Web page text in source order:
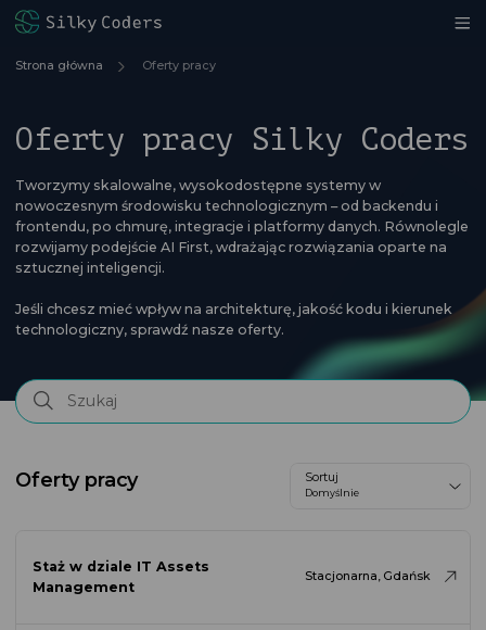
Strona główna Oferty pracy
Oferty pracy Silky Coders
Tworzymy skalowalne, wysokodostępne systemy w
nowoczesnym środowisku technologicznym – od backendu i
frontendu, po chmurę, integracje i platformy danych. Równolegle
rozwijamy podejście AI First, wdrażając rozwiązania oparte na
sztucznej inteligencji.
Jeśli chcesz mieć wpływ na architekturę, jakość kodu i kierunek
technologiczny, sprawdź nasze oferty.
Oferty pracy Sortuj
Staż w dziale IT Assets
Management
Stacjonarna, Gdańsk